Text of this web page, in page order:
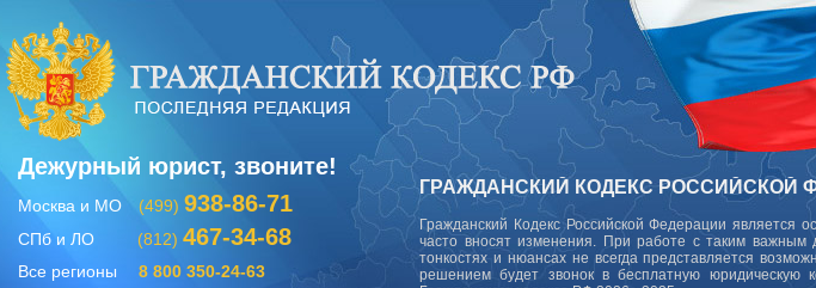
Дежурный юрист, звоните!
Москва и МО (499) 938-86-71
СПб и ЛО (812) 467-34-68
Все регионы 8 800 350-24-63
ГРАЖДАНСКИЙ КОДЕКС РОССИЙСКОЙ
Гражданский Кодекс Российской Федерации является
часто вносят изменения. При работе с таким важным
тонкостях и нюансах не всегда представляется
решением будет звонок в бесплатную юридическую